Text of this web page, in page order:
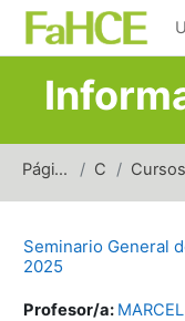
Salta al contenido
Página Principal Cursos
Seminario General
2025
Profesor/a: